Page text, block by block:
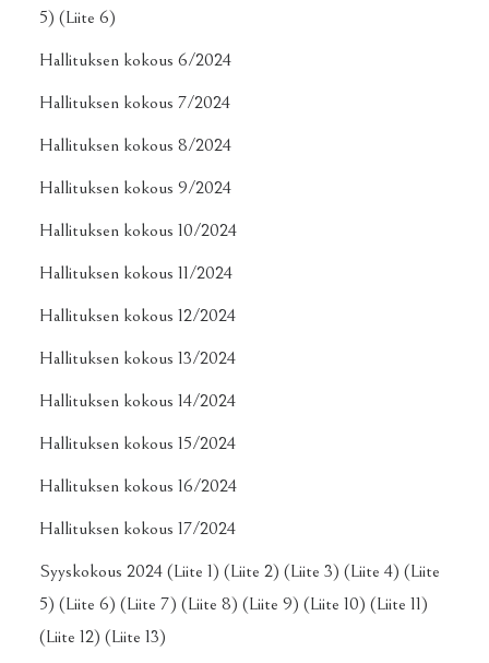
5) (Liite 6)
Hallituksen kokous 6/2024
Hallituksen kokous 7/2024
Hallituksen kokous 8/2024
Hallituksen kokous 9/2024
Hallituksen kokous 10/2024
Hallituksen kokous 11/2024
Hallituksen kokous 12/2024
Hallituksen kokous 13/2024
Hallituksen kokous 14/2024
Hallituksen kokous 15/2024
Hallituksen kokous 16/2024
Hallituksen kokous 17/2024
Syyskokous 2024 (Liite 1) (Liite 2) (Liite 3) (Liite 4) (Liite
5) (Liite 6) (Liite 7) (Liite 8) (Liite 9) (Liite 10) (Liite 11)
(Liite 12) (Liite 13)